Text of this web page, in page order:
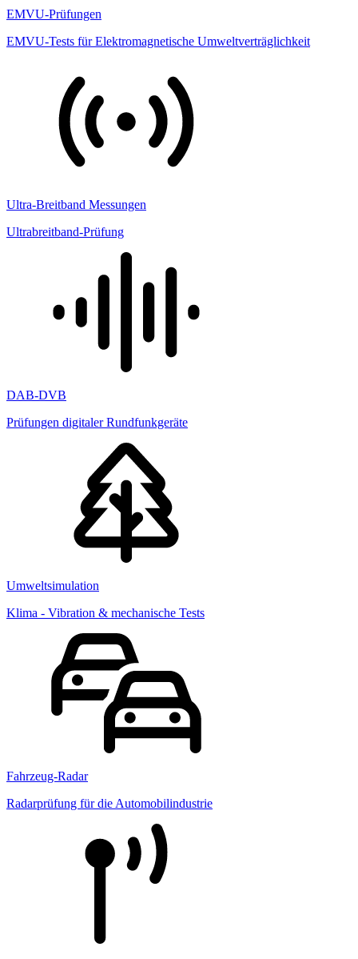
EMVU-Prüfungen
EMVU-Tests für Elektromagnetische Umweltverträglichkeit
Ultra-Breitband Messungen
Ultrabreitband-Prüfung
DAB-DVB
Prüfungen digitaler Rundfunkgeräte
Umweltsimulation
Klima - Vibration & mechanische Tests
Fahrzeug-Radar
Radarprüfung für die Automobilindustrie